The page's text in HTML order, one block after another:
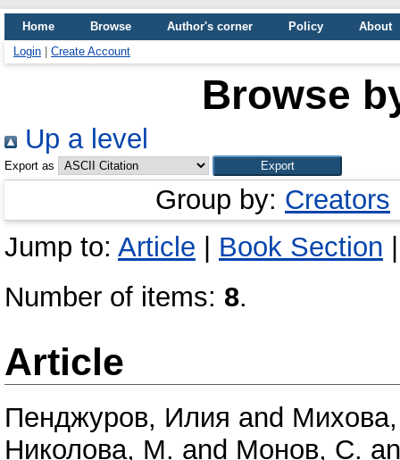
Home Browse Author's corner Policy
About
Login
Create Account
Browse
Up a level
Export as
Group by: Creators
Jump to: Article Book Section
Number of items: 8.
Article
Пенджуров, Илия and
Николова, М. and Монов, С.